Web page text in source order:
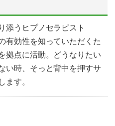
添うヒプノセラピスト
有効性を知っていただくた
拠点に活動。どうなりたい
い時、そっと背中を押すサ
ます。